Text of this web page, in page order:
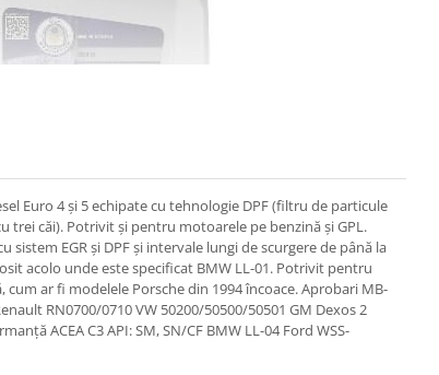
Euro 4 și 5 echipate cu tehnologie DPF (filtru de particule
trei căi). Potrivit și pentru motoarele pe benzină și GPL.
EGR și DPF și intervale lungi de scurgere de până la
acolo unde este specificat BMW LL-01. Potrivit pentru
ar fi modelele Porsche din 1994 încoace. Aprobari MB-
RN0700/0710 VW 50200/50500/50501 GM Dexos 2
ACEA C3 API: SM, SN/CF BMW LL-04 Ford WSS-